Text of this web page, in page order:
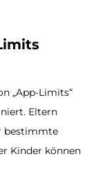
„App-Limits“
Eltern
bestimmte
Kinder können